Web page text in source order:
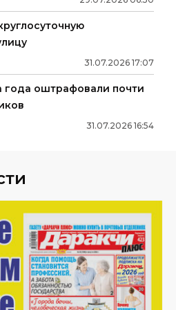
31.07.2026 17:07
года оштрафовали почти
31.07.2026 16:54